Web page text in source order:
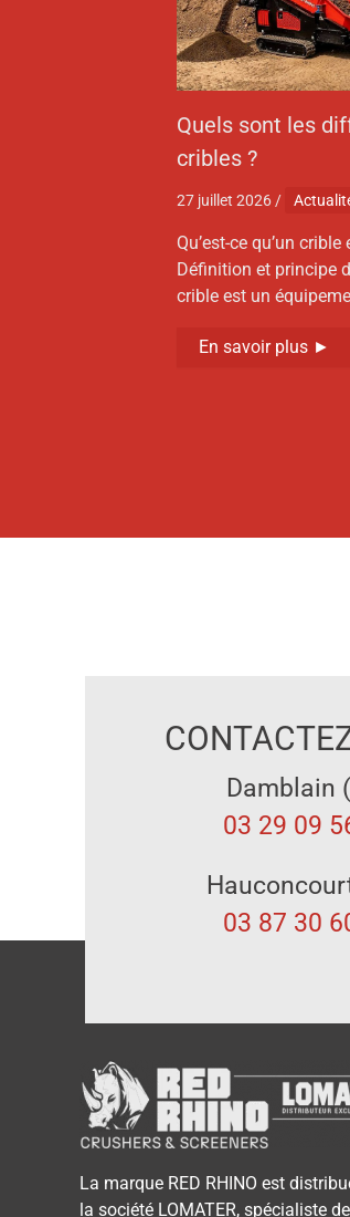
Quels sont les
cribles ?
27 juillet 2026 /
Qu’est-ce qu’un
Définition et principe
crible est un
En savoir plus ►
Damblain
03 29 09
03 87 30
La marque RED RHINO est
la société LOMATER, spécialiste